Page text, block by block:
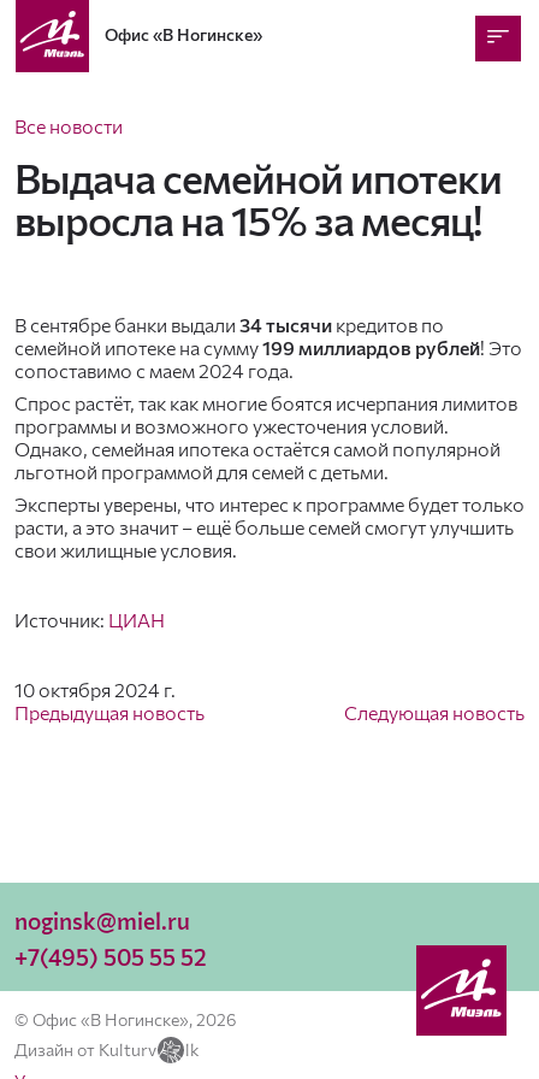
Офис«В Ногинске»
Все новости
Выдача семейной ипотеки
выросла на 15% за месяц!
В сентябре банки выдали 34 тысячи кредитов по
семейной ипотеке на сумму199 миллиардов рублей! Это
сопоставимо с маем 2024 года.
Спрос растёт, так как многие боятся исчерпания лимитов
программы и возможного ужесточения условий.
Однако, семейная ипотека остаётся самой популярной
льготной программой для семей с детьми.
Эксперты уверены, что интерес к программе будет только
расти, а это значит – ещё больше семей смогут улучшить
свои жилищные условия.
Источник: ЦИАН
10 октября 2024 г.
Предыдущая новость
Следующая новость
noginsk@miel.ru
+7(495) 505 55 52
© Офис «В Ногинске», 2026
Дизайн от Kulturv
lk